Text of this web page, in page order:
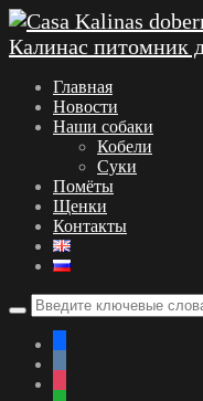
Главная
Новости
Наши собаки
Кобели
Суки
Помёты
Щенки
Контакты